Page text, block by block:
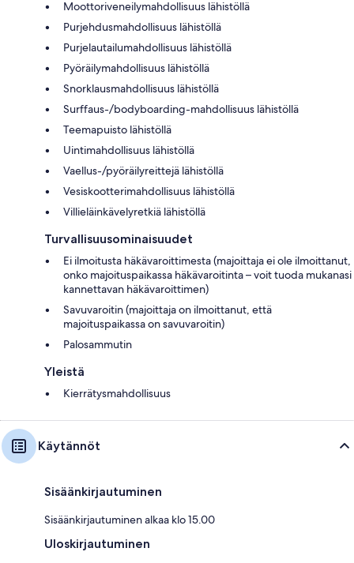
Moottoriveneilymahdollisuus lähistöllä
Purjehdusmahdollisuus lähistöllä
Purjelautailumahdollisuus lähistöllä
Pyöräilymahdollisuus lähistöllä
Snorklausmahdollisuus lähistöllä
Surffaus-/bodyboarding-mahdollisuus lähistöllä
Teemapuisto lähistöllä
Uintimahdollisuus lähistöllä
Vaellus-/pyöräilyreittejä lähistöllä
Vesiskootterimahdollisuus lähistöllä
Villieläinkävelyretkiä lähistöllä
Turvallisuusominaisuudet
Ei ilmoitusta häkävaroittimesta (majoittaja ei ole ilmoittanut,
onko majoituspaikassa häkävaroitinta – voit tuoda mukanasi
kannettavan häkävaroittimen)
Savuvaroitin (majoittaja on ilmoittanut, että
majoituspaikassa on savuvaroitin)
Palosammutin
Yleistä
Kierrätysmahdollisuus
Käytännöt
Sisäänkirjautuminen
Sisäänkirjautuminen alkaa klo 15.00
Uloskirjautuminen